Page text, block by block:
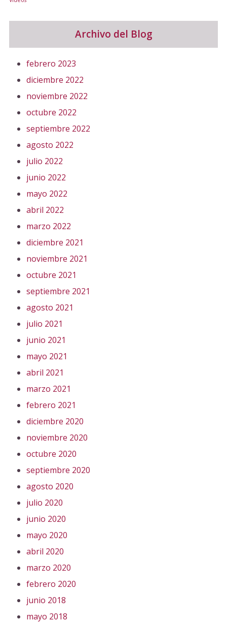
Archivo del Blog
febrero 2023
diciembre 2022
noviembre 2022
octubre 2022
septiembre 2022
agosto 2022
julio 2022
junio 2022
mayo 2022
abril 2022
marzo 2022
diciembre 2021
noviembre 2021
octubre 2021
septiembre 2021
agosto 2021
julio 2021
junio 2021
mayo 2021
abril 2021
marzo 2021
febrero 2021
diciembre 2020
noviembre 2020
octubre 2020
septiembre 2020
agosto 2020
julio 2020
junio 2020
mayo 2020
abril 2020
marzo 2020
febrero 2020
junio 2018
mayo 2018